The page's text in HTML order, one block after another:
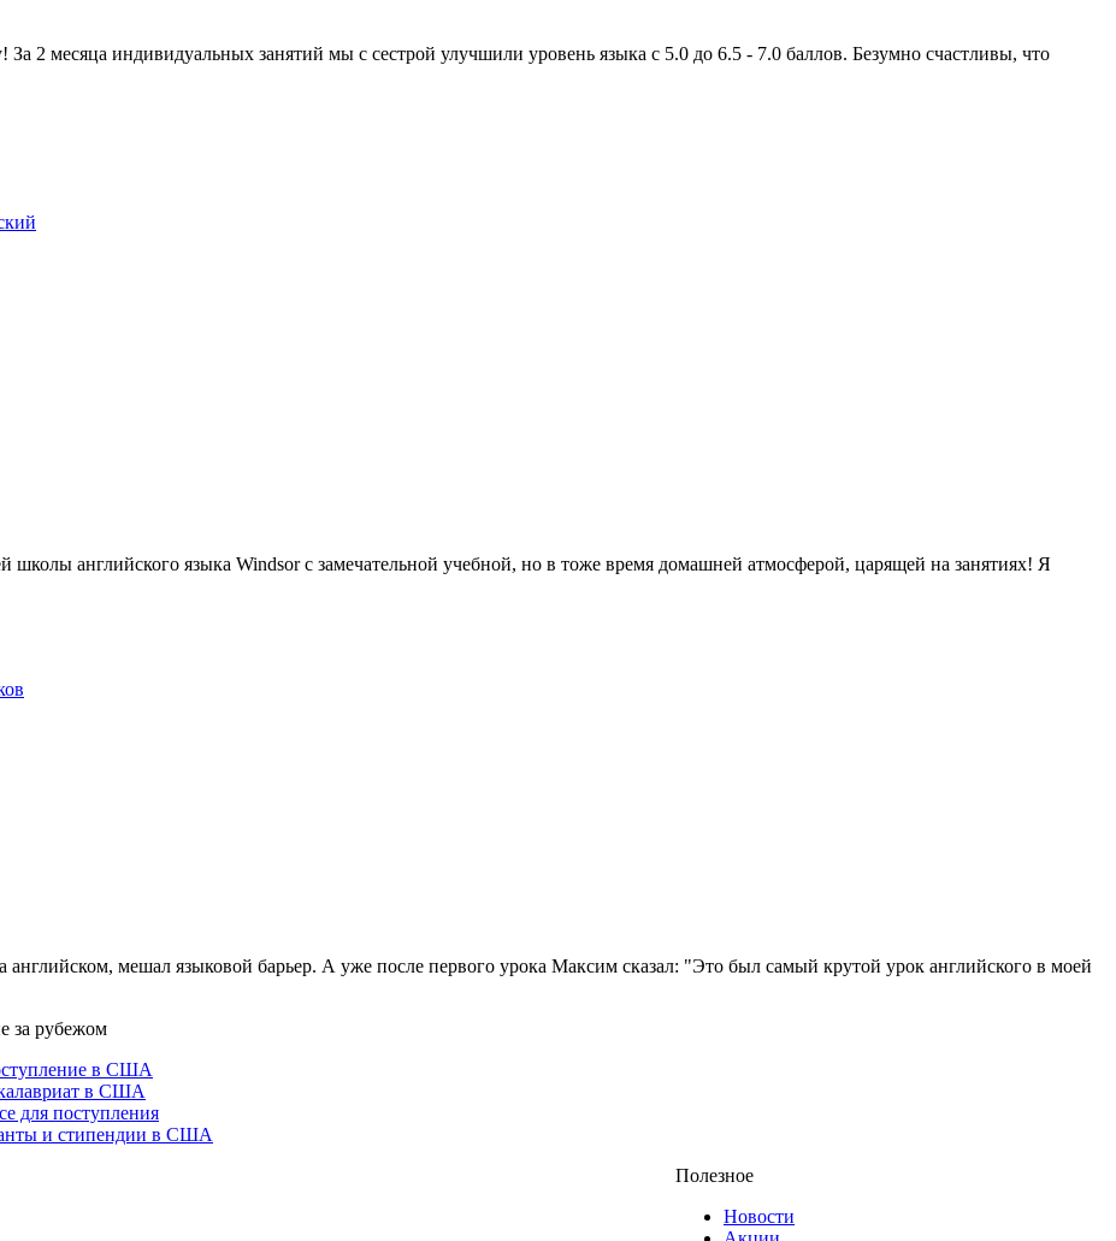
2 месяца индивидуальных занятий мы с сестрой улучшили уровень языка с 5.0 до 6.5 - 7.0 баллов. Безумно счастливы, что
школы английского языка Windsor с замечательной учебной, но в тоже время домашней атмосферой, царящей на занятиях! Я
английском, мешал языковой барьер. А уже после первого урока Максим сказал: "Это был самый крутой урок английского в моей
за рубежом
в США
в США
для поступления
и стипендии в США
Полезное
Новости